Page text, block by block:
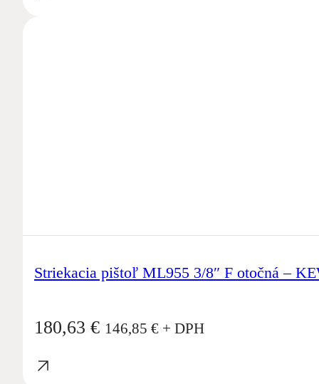
Striekacia pištoľ ML955 3/8″ F otočná –
180,63 € 146,85 € + DPH